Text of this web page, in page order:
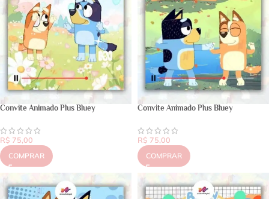
Convite Animado Plus Bluey
R$ 75,00
COMPRAR
Convite Animado Plus Bluey
R$ 75,00
COMPRAR